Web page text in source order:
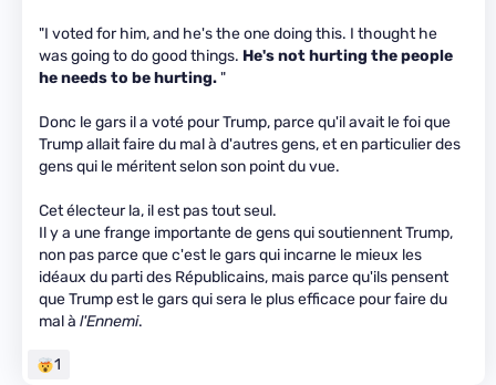
"I voted for him, and he's the one doing this. I thought he
was going to do good things. He's not hurting the people
he needs to be hurting."
Donc le gars il a voté pour Trump, parce qu'il avait le foi que
Trump allait faire du mal à d'autres gens, et en particulier des
gens qui le méritent selon son point du vue.
Cet électeur la, il est pas tout seul.
Il y a une frange importante de gens qui soutiennent Trump,
non pas parce que c'est le gars qui incarne le mieux les
idéaux du parti des Républicains, mais parce qu'ils pensent
que Trump est le gars qui sera le plus efficace pour faire du
mal à l'Ennemi.
1